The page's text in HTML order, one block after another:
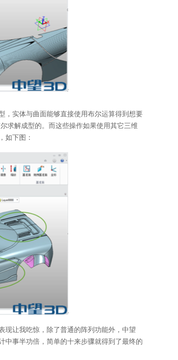
实体与曲面能够直接使用布尔运算得到想要
求解成型的。而这些操作如果使用其它三维
如下图：
让我吃惊，除了普通的阵列功能外，中望
中事半功倍，简单的十来步骤就得到了最终的